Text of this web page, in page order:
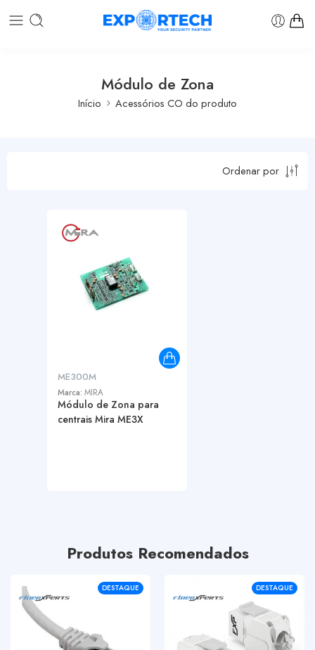
Módulo de Zona
Início Acessórios CO do produto
Ordenar por
ME300M
Marca:MIRA
Módulo de Zona para
centrais Mira ME3X
Produtos Recomendados
DESTAQUE DESTAQUE